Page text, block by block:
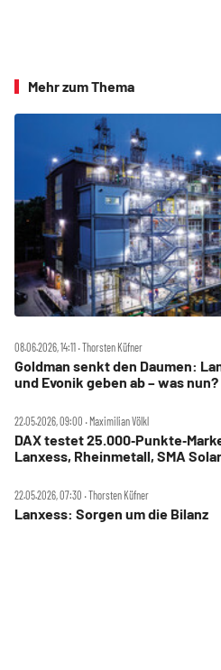
Mehr zum Thema
08.06.2026, 14:11 ‧ Thorsten Küfner
Goldman senkt den Daumen:
und Evonik geben ab – was nun?
22.05.2026, 09:00 ‧ Maximilian Völkl
DAX testet
Lanxess, Rheinmetall, SMA
22.05.2026, 07:30 ‧ Thorsten Küfner
Lanxess: Sorgen um die Bilanz